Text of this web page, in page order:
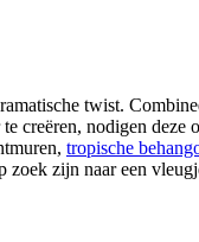
twist.
creëren, nodigen
tropische
zijn naar een